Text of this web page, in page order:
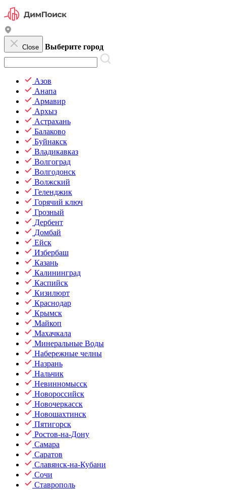
Close Выберите город
Азов
Анапа
Армавир
Архыз
Астрахань
Балаково
Буйнакск
Владикавказ
Волгоград
Волгодонск
Волжский
Геленджик
Горячий ключ
Грозный
Дербент
Домбай
Ейск
Избербаш
Казань
Калининград
Каспийск
Кизилюрт
Краснодар
Крымск
Майкоп
Махачкала
Минеральные Воды
Набережные челны
Назрань
Нальчик
Невинномысск
Новороссийск
Новочеркасск
Новошахтинск
Пятигорск
Ростов-на-Дону
Самара
Саратов
Славянск-на-Кубани
Сочи
Ставрополь